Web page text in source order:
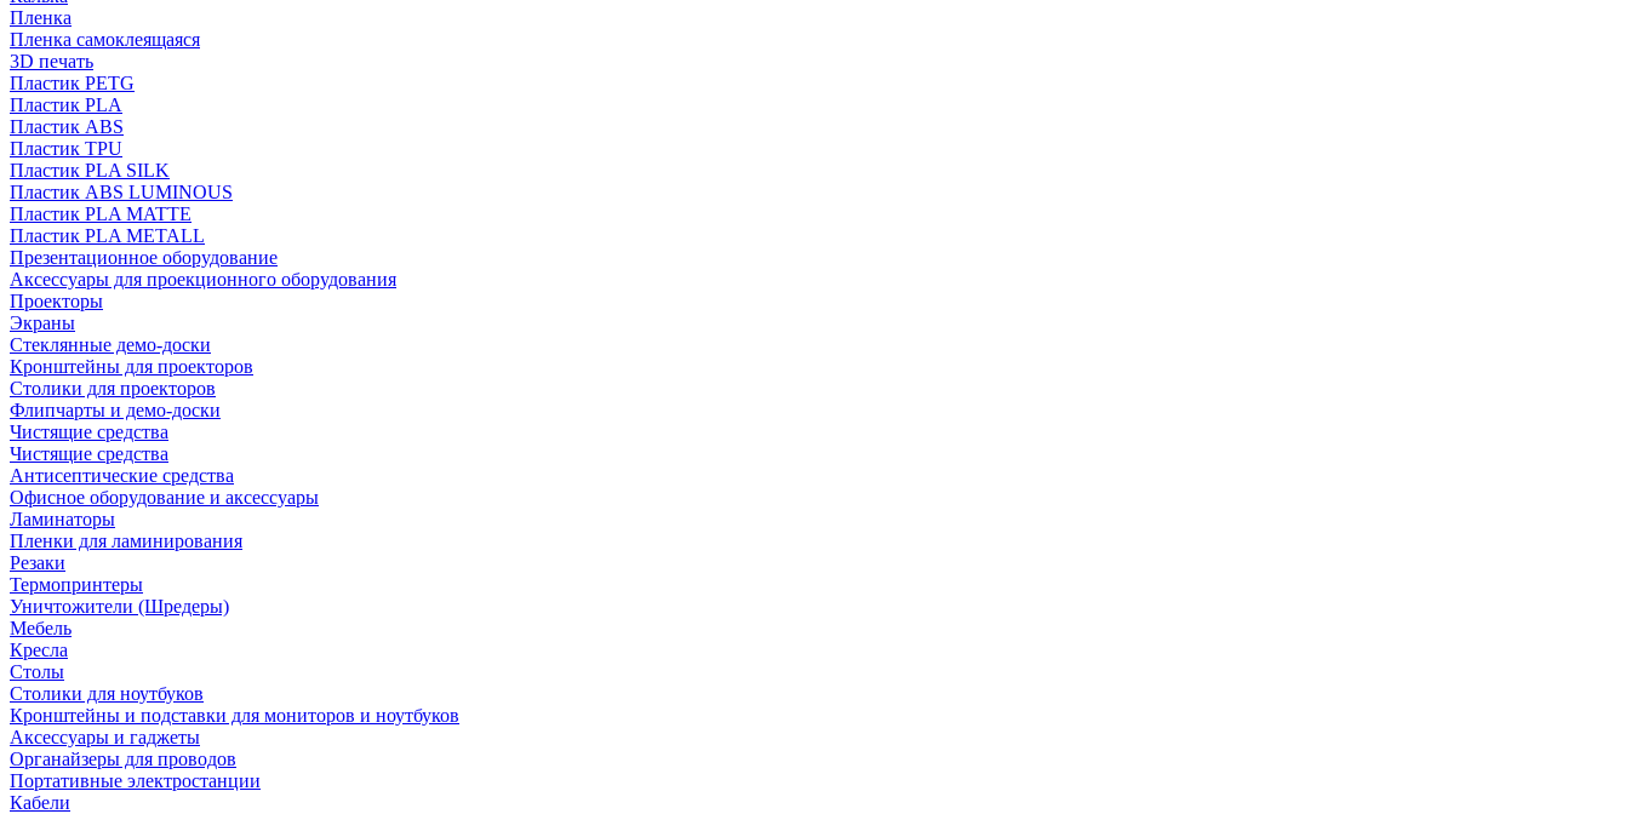
Пленка
Пленка самоклеящаяся
3D печать
Пластик PETG
Пластик PLA
Пластик ABS
Пластик TPU
Пластик PLA SILK
Пластик ABS LUMINOUS
Пластик PLA MATTE
Пластик PLA METALL
Презентационное оборудование
Аксессуары для проекционного оборудования
Проекторы
Экраны
Стеклянные демо-доски
Кронштейны для проекторов
Столики для проекторов
Флипчарты и демо-доски
Чистящие средства
Чистящие средства
Антисептические средства
Офисное оборудование и аксессуары
Ламинаторы
Пленки для ламинирования
Резаки
Термопринтеры
Уничтожители (Шредеры)
Мебель
Кресла
Столы
Столики для ноутбуков
Кронштейны и подставки для мониторов и ноутбуков
Аксессуары и гаджеты
Органайзеры для проводов
Портативные электростанции
Кабели